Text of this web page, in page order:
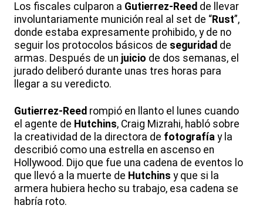
Los fiscales culparon a Gutierrez-Reed de llevar
involuntariamente munición real al set de “Rust”,
donde estaba expresamente prohibido, y de no
seguir los protocolos básicos de seguridad de
armas. Después de un juicio de dos semanas, el
jurado deliberó durante unas tres horas para
llegar a su veredicto.
Gutierrez-Reed rompió en llanto el lunes cuando
el agente de Hutchins, Craig Mizrahi, habló sobre
la creatividad de la directora de fotografía y la
describió como una estrella en ascenso en
Hollywood. Dijo que fue una cadena de eventos lo
que llevó a la muerte de Hutchins y que si la
armera hubiera hecho su trabajo, esa cadena se
habría roto.